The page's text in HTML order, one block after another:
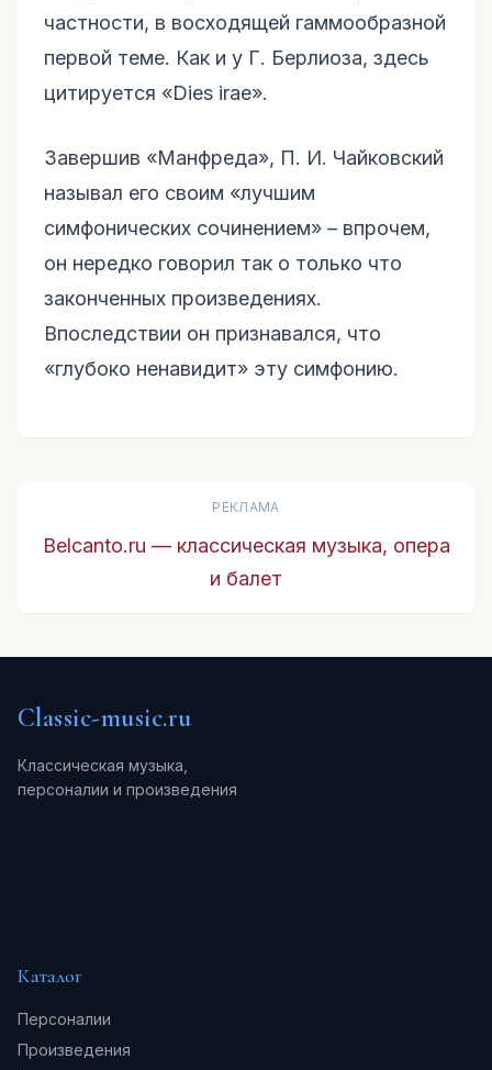
частности, в восходящей гаммообразной
первой теме. Как и у Г. Берлиоза, здесь
цитируется «Dies irae».
Завершив «Манфреда», П. И. Чайковский
называл его своим «лучшим
симфонических сочинением» – впрочем,
он нередко говорил так о только что
законченных произведениях.
Впоследствии он признавался, что
«глубоко ненавидит» эту симфонию.
РЕКЛАМА
Belcanto.ru — классическая музыка, опера
и балет
Classic-music.ru
Классическая музыка,
персоналии и произведения
Каталог
Персоналии
Произведения